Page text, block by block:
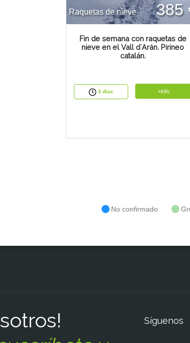
Raquetas de nieve 385
Fin de semana con raquetas de
nieve en el Vall d´Arán. Pirineo
catalán.
3 días +info
No confirmado
Síguenos